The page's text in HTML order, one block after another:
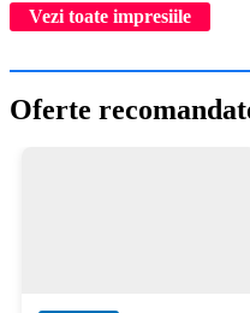
Vezi toate impresiile
Oferte